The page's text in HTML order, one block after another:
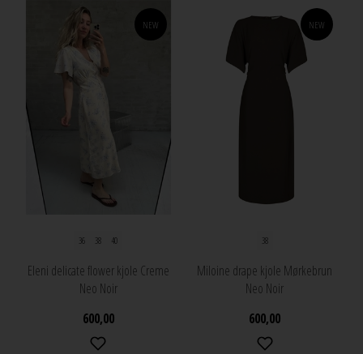
NEW
36 38 40
Eleni delicate flower kjole Creme
Neo Noir
600,00
NEW
38
Miloine drape kjole Mørkebrun
Neo Noir
600,00